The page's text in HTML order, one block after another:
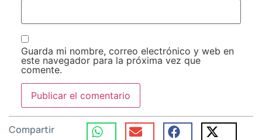
Guarda mi nombre, correo electrónico y web en
este navegador para la próxima vez que
comente.
Compartir